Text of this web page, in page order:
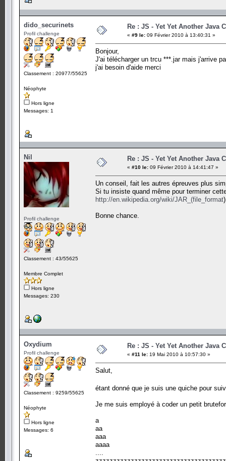
dido_securinets
Profil challenge
Classement : 20977/55625
Néophyte
Hors ligne
Messages: 1
Re : JS - Yet Yet Another Java
« #9 le: 09 Février 2010 à 13:40:31 »
Bonjour,
J'ai télécharger un trcu ***.jar mais j'arrive
j'ai besoin d'aide merci
Nil
Profil challenge
Classement : 43/55625
Membre Complet
Hors ligne
Messages: 230
Re : JS - Yet Yet Another Java
« #10 le: 09 Février 2010 à 14:41:47 »
Un conseil, fait les autres épreuves plus
Si tu insiste quand même pour terminer
http://en.wikipedia.org/wiki/JAR_(file_format)
Bonne chance.
Oxydium
Profil challenge
Classement : 9259/55625
Néophyte
Hors ligne
Messages: 6
Re : JS - Yet Yet Another Java
« #11 le: 19 Mai 2010 à 10:57:30 »
Salut,
étant donné que je suis une quiche pour
Je me suis employé à coder un petit
a
aa
aaa
aaaa